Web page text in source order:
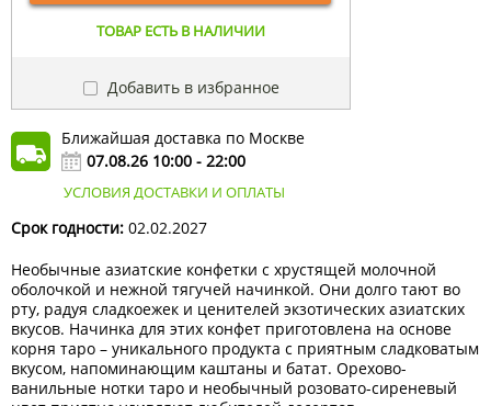
ТОВАР ЕСТЬ В НАЛИЧИИ
Добавить в избранное
Ближайшая доставка по Москве
07.08.26 10:00 - 22:00
УСЛОВИЯ ДОСТАВКИ И ОПЛАТЫ
Срок годности: 02.02.2027
Необычные азиатские конфетки с хрустящей молочной
оболочкой и нежной тягучей начинкой. Они долго тают во
рту, радуя сладкоежек и ценителей экзотических азиатских
вкусов. Начинка для этих конфет приготовлена на основе
корня таро – уникального продукта с приятным сладковатым
вкусом, напоминающим каштаны и батат. Орехово-
ванильные нотки таро и необычный розовато-сиреневый